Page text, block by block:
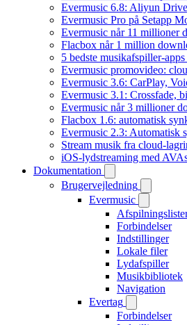
Evermusic 6.8: Aliyun
Evermusic Pro på Setapp
Evermusic når 11 millioner
Flacbox når 1 million
5 bedste musikafspiller-
Evermusic promovideo:
Evermusic 3.6: CarPlay,
Evermusic 3.1: Crossfade,
Evermusic når 3 millioner
Flacbox 1.6: automatisk
Evermusic 2.3: Automatisk
Stream musik fra cloud-
iOS-lydstreaming med
Dokumentation
Brugervejledning
Evermusic
Forbindelser
Indstillinger
Lokale filer
Lydafspiller
Musikbibliotek
Navigation
Evertag
Forbindelser